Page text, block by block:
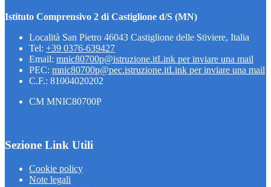
Istituto Comprensivo 2 di Castiglione d/S (MN)
Località San Pietro 46043 Castiglione delle Stiviere, Italia
Tel: +39 0376-639427
Email: mnic80700p@istruzione.itLink per inviare una mail
PEC: mnic80700p@pec.istruzione.itLink per inviare una mail
C.F.: 81004020202
CM MNIC80700P
Sezione Link Utili
Cookie policy
Note legali